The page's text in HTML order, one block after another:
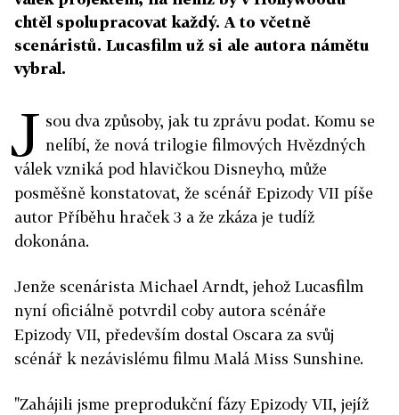
chtěl spolupracovat každý. A to včetně
scenáristů. Lucasfilm už si ale autora námětu
vybral.
J sou dva způsoby, jak tu zprávu podat. Komu se
nelíbí, že nová trilogie filmových Hvězdných
válek vzniká pod hlavičkou Disneyho, může
posměšně konstatovat, že scénář Epizody VII píše
autor Příběhu hraček 3 a že zkáza je tudíž
dokonána.
Jenže scenárista Michael Arndt, jehož Lucasfilm
nyní oficiálně potvrdil coby autora scénáře
Epizody VII, především dostal Oscara za svůj
scénář k nezávislému filmu Malá Miss Sunshine.
"Zahájili jsme preprodukční fázy Epizody VII, jejíž